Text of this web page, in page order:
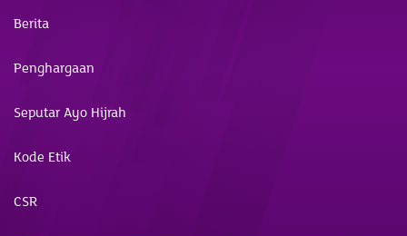
Berita
Penghargaan
Seputar Ayo Hijrah
Kode Etik
CSR